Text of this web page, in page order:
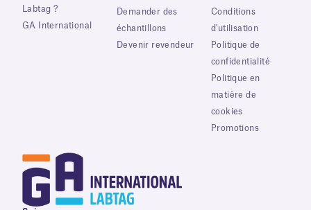
Labtag ?
GA International
Demander des
échantillons
Devenir revendeur
Conditions
d'utilisation
Politique de
confidentialité
Politique en
matière de
cookies
Promotions